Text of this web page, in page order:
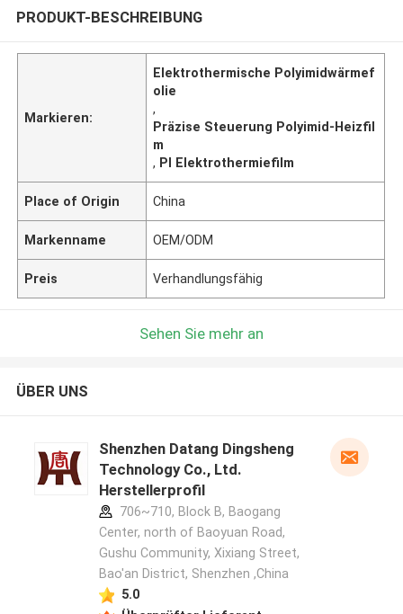
PRODUKT-BESCHREIBUNG
Markieren:
Elektrothermische Polyimidwärmef
olie
,
Präzise Steuerung Polyimid-Heizfil
m
, PI Elektrothermiefilm
Place of Origin China
Markenname OEM/ODM
Preis Verhandlungsfähig
Sehen Sie mehr an
ÜBER UNS
Shenzhen Datang Dingsheng
Technology Co., Ltd.
Herstellerprofil
706~710, Block B, Baogang
Center, north of Baoyuan Road,
Gushu Community, Xixiang Street,
Bao'an District, Shenzhen ,China
5.0